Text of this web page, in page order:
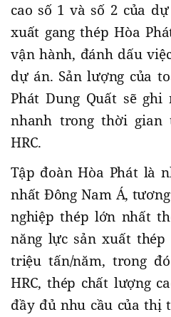
cao số 1 và số 2 của
xuất gang thép Hòa
vận hành, đánh dấu
dự án. Sản lượng của
Phát Dung Quất sẽ
nhanh trong thời
HRC.
Tập đoàn Hòa Phát là
nhất Đông Nam Á,
nghiệp thép lớn nhất
năng lực sản xuất thép
triệu tấn/năm, trong
HRC, thép chất lượng
đầy đủ nhu cầu của thị